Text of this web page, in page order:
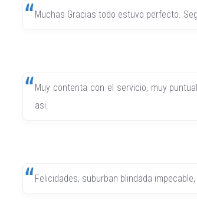
Muchas Gracias todo estuvo perfecto.
Muy contenta con el servicio, muy
asi.
Felicidades, suburban blindada